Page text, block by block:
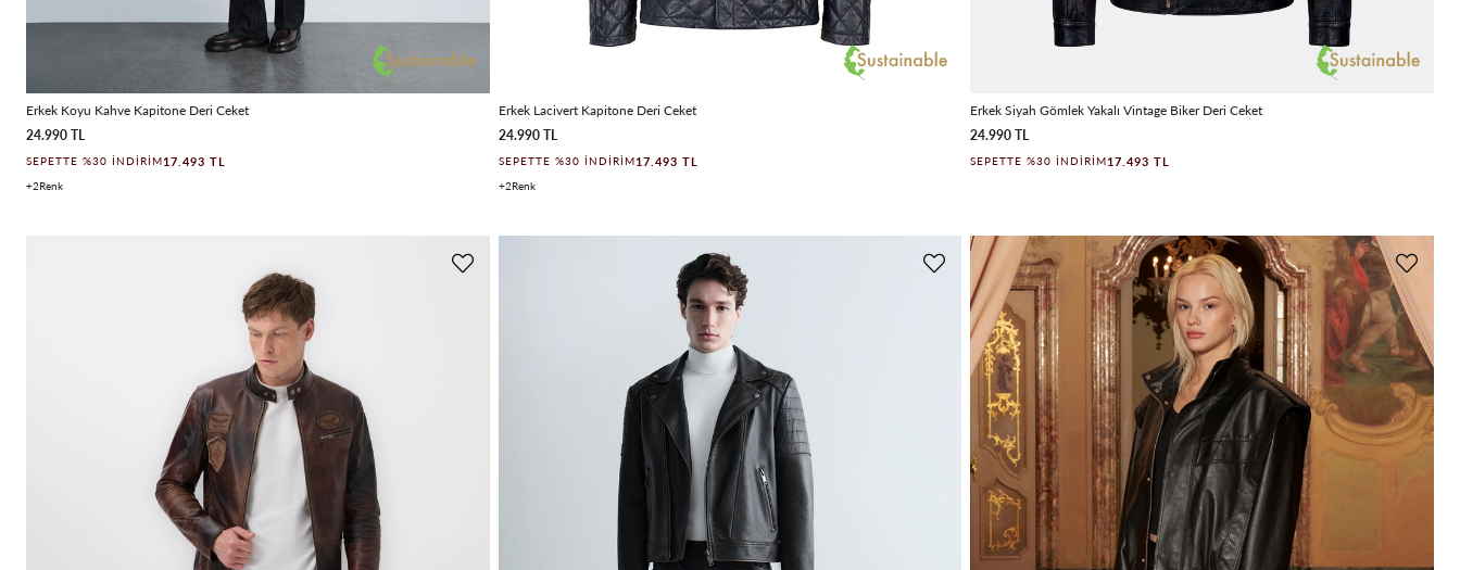
Erkek Koyu Kahve Kapitone Deri Ceket
24.990 TL
SEPETTE %30 İNDIRIM17.493 TL
2
Erkek Lacivert Kapitone Deri Ceket
24.990 TL
SEPETTE %30 İNDIRIM17.493 TL
2
Erkek Siyah Gömlek Yakalı Vintage Biker Deri Ceket
24.990 TL
SEPETTE %30 İNDIRIM17.493 TL